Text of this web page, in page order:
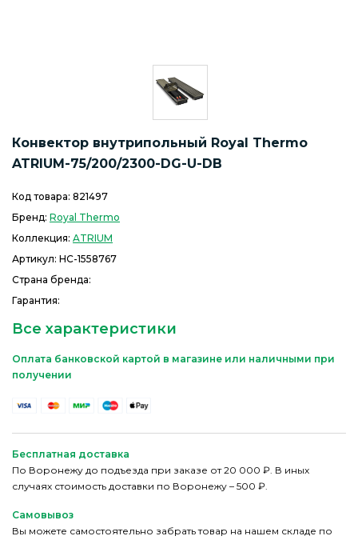
Конвектор внутрипольный Royal Thermo
ATRIUM-75/200/2300-DG-U-DB
Код товара: 821497
Бренд: Royal Thermo
Коллекция: ATRIUM
Артикул: НС-1558767
Страна бренда:
Гарантия:
Все характеристики
Оплата банковской картой в магазине или наличными при
получении
Бесплатная доставка
По Воронежу до подъезда при заказе от 20 000 ₽. В иных
случаях стоимость доставки по Воронежу – 500 ₽.
Самовывоз
Вы можете самостоятельно забрать товар на нашем складе по